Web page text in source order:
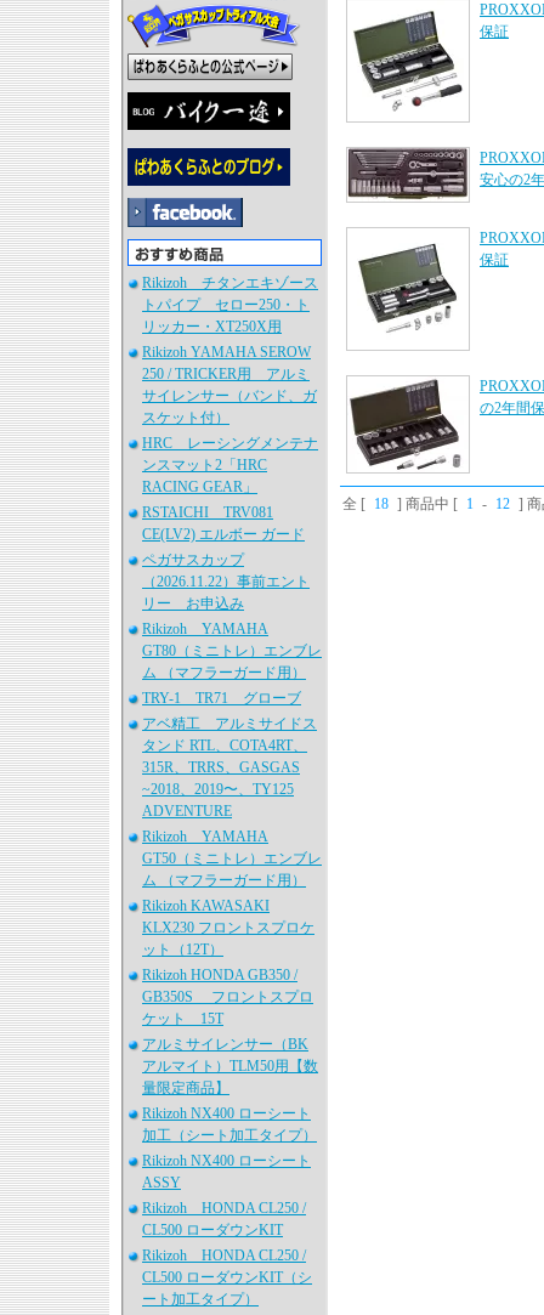
Rikizoh チタンエキゾース
トパイプ セロー250・ト
リッカー・XT250X用
Rikizoh YAMAHA SEROW
250 / TRICKER用 アルミ
サイレンサー（バンド、ガ
スケット付）
HRC レーシングメンテナ
ンスマット2「HRC
RACING GEAR」
RSTAICHI TRV081
CE(LV2) エルボー ガード
ペガサスカップ
（2026.11.22）事前エント
リー お申込み
Rikizoh YAMAHA
GT80（ミニトレ）エンブレ
ム （マフラーガード用）
TRY-1 TR71 グローブ
アベ精工 アルミサイドス
タンド RTL、COTA4RT、
315R、TRRS、GASGAS
~2018、2019〜、TY125
ADVENTURE
Rikizoh YAMAHA
GT50（ミニトレ）エンブレ
ム （マフラーガード用）
Rikizoh KAWASAKI
KLX230 フロントスプロケ
ット（12T）
Rikizoh HONDA GB350 /
GB350S フロントスプロ
ケット 15T
アルミサイレンサー（BK
アルマイト）TLM50用【数
量限定商品】
Rikizoh NX400 ローシート
加工（シート加工タイプ）
Rikizoh NX400 ローシート
ASSY
Rikizoh HONDA CL250 /
CL500 ローダウンKIT
Rikizoh HONDA CL250 /
CL500 ローダウンKIT（シ
ート加工タイプ）
保証
安心の2
保証
の2年間
全 [ 18 ] 商品中 [ 1 - 12 ] 商